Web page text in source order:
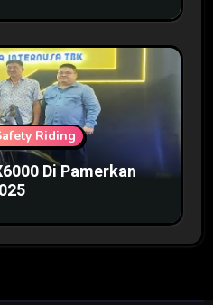
Riding
Di Pamerkan